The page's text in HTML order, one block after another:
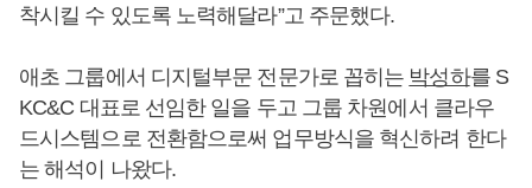
착시킬 수 있도록 노력해달라”고 주문했다.
애초 그룹에서 디지털부문 전문가로 꼽히는 박성하를 S
KC&C 대표로 선임한 일을 두고 그룹 차원에서 클라우
드시스템으로 전환함으로써 업무방식을 혁신하려 한다
는 해석이 나왔다.